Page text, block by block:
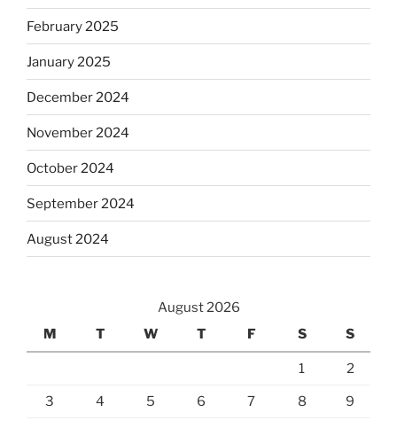
February 2025
January 2025
December 2024
November 2024
October 2024
September 2024
August 2024
August 2026
M
T W T F S S
1 2
3 4 5 6 7 8 9